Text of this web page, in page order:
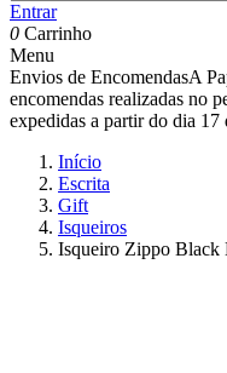
Entrar
0 Carrinho
Menu
Envios de EncomendasA
encomendas realizadas no
expedidas a partir do dia
Início
Escrita
Gift
Isqueiros
Isqueiro Zippo